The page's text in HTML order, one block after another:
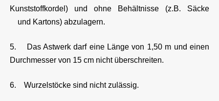
Kunststoffkordel) und ohne Behältnisse (z.B. Säcke
und Kartons) abzulagern.
5. Das Astwerk darf eine Länge von 1,50 m und einen
Durchmesser von 15 cm nicht überschreiten.
6. Wurzelstöcke sind nicht zulässig.